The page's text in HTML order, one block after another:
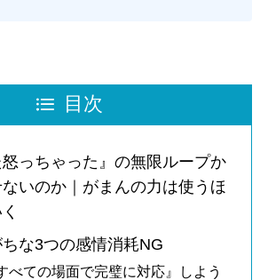
目次
っちゃった』の無限ループか
いのか｜がまんの力は使うほ
な3つの感情消耗NG
べての場面で完璧に対応』しよう